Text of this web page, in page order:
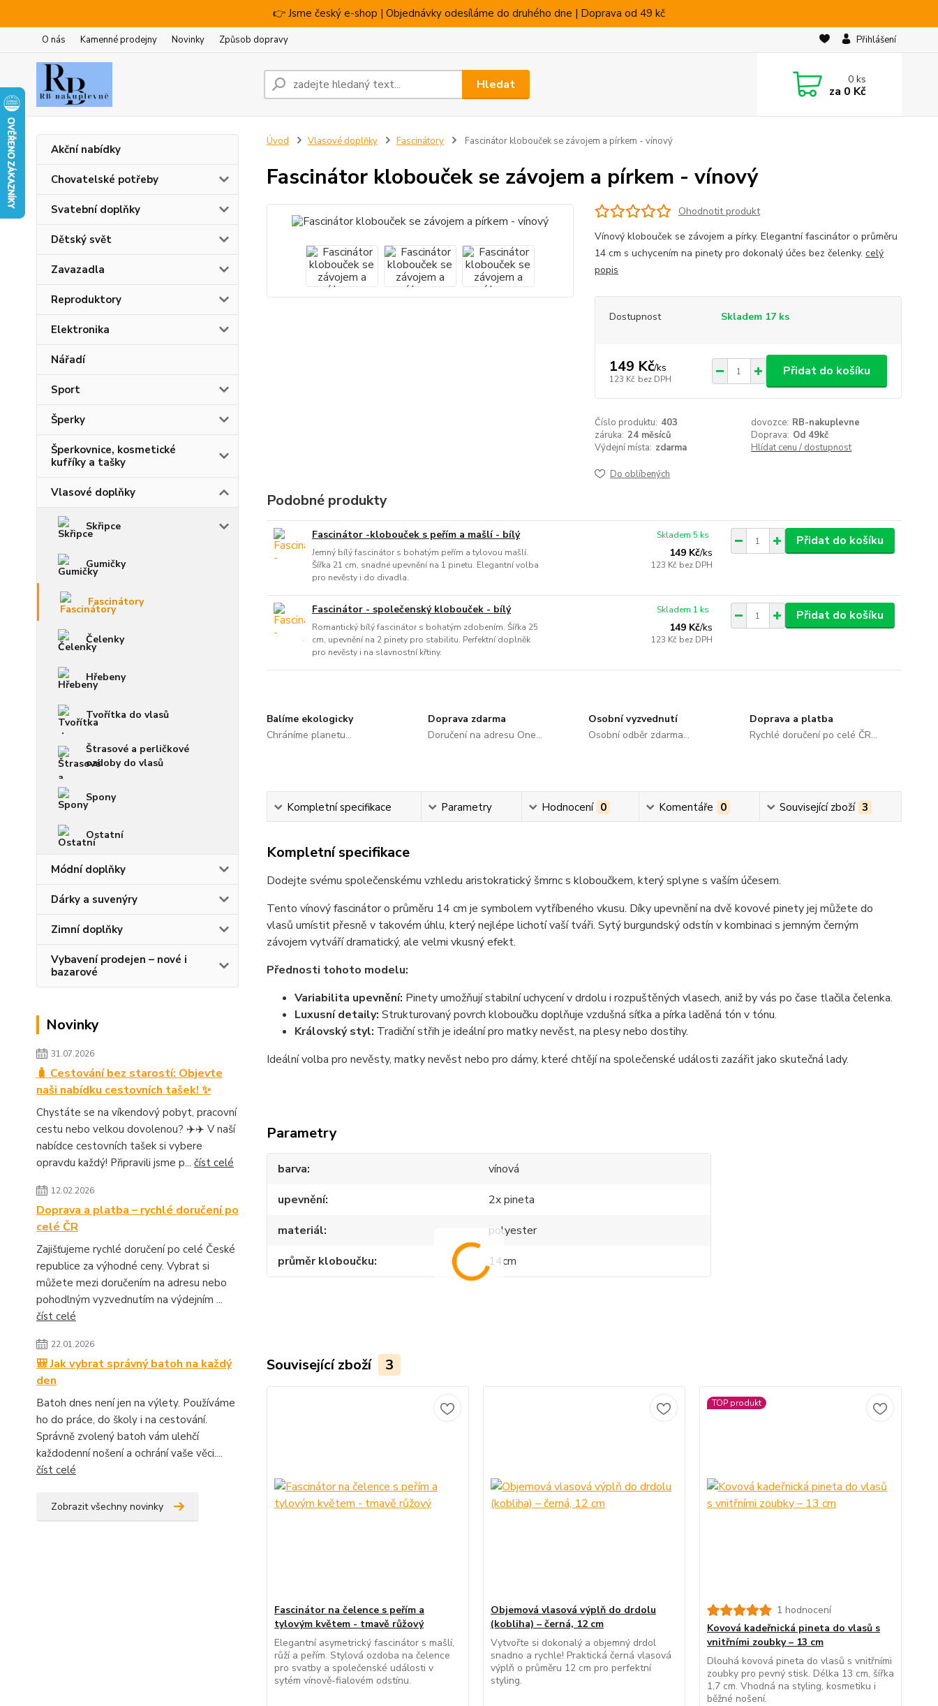
👉 Jsme český e-shop | Objednávky odesíláme do druhého dne | Doprava od 49 kč
O nás Kamenné prodejny Novinky Způsob dopravy Přihlášení
Hledat 0ks
za 0 Kč
Akční nabídky
Chovatelské potřeby
Svatební doplňky
Dětský svět
Zavazadla
Reproduktory
Elektronika
Nářadí
Sport
Šperky
Šperkovnice, kosmetické
kufříky a tašky
Vlasové doplňky
Skřipce
Gumičky
Fascinátory
Čelenky
Hřebeny
Tvořítka do vlasů
Štrasové a perličkové
ozdoby do vlasů
Spony
Ostatní
Módní doplňky
Dárky a suvenýry
Zimní doplňky
Vybavení prodejen – nové i
bazarové
Novinky
31.07.2026
🧳 Cestování bez starostí: Objevte
naši nabídku cestovních tašek! ✨
Chystáte se na víkendový pobyt, pracovní
cestu nebo velkou dovolenou? ✈️✈️ V naší
nabídce cestovních tašek si vybere
opravdu každý! Připravili jsme p... číst celé
12.02.2026
Doprava a platba – rychlé doručení po
celé ČR
Zajišťujeme rychlé doručení po celé České
republice za výhodné ceny. Vybrat si
můžete mezi doručením na adresu nebo
pohodlným vyzvednutím na výdejním ...
číst celé
22.01.2026
🎒 Jak vybrat správný batoh na každý
den
Batoh dnes není jen na výlety. Používáme
ho do práce, do školy i na cestování.
Správně zvolený batoh vám ulehčí
každodenní nošení a ochrání vaše věci....
číst celé
Zobrazit všechny novinky
Úvod Vlasové doplňky Fascinátory Fascinátor klobouček se závojem a pírkem - vínový
Fascinátor klobouček se závojem a pírkem - vínový
Ohodnotit produkt
Vínový klobouček se závojem a pírky. Elegantní fascinátor o průměru
14 cm s uchycením na pinety pro dokonalý účes bez čelenky. celý
popis
Dostupnost Skladem 17 ks
149 Kč/ks
123 Kč bez DPH
Přidat do košíku
Číslo produktu: 403 dovozce: RB-nakuplevne
záruka: 24 měsíců Doprava: Od 49kč
Výdejní místa: zdarma Hlídat cenu / dostupnost
Do oblíbených
Podobné produkty
Fascinátor -klobouček s peřím a mašlí - bílý
Jemný bílý fascinátor s bohatým peřím a tylovou mašlí.
Šířka 21 cm, snadné upevnění na 1 pinetu. Elegantní volba
pro nevěsty i do divadla.
149 Kč/ks
123 Kč bez DPH
Skladem 5 ks Přidat do košíku
Fascinátor - společenský klobouček - bílý
Romantický bílý fascinátor s bohatým zdobením. Šířka 25
cm, upevnění na 2 pinety pro stabilitu. Perfektní doplněk
pro nevěsty i na slavnostní křtiny.
149 Kč/ks
123 Kč bez DPH
Skladem 1 ks Přidat do košíku
Balíme ekologicky
Chráníme planetu...
Doprava zdarma
Doručení na adresu One...
Osobní vyzvednutí
Osobní odběr zdarma...
Doprava a platba
Rychlé doručení po celé ČR...
Kompletní specifikace Parametry Hodnocení 0 Komentáře 0 Související zboží 3
Kompletní specifikace
Dodejte svému společenskému vzhledu aristokratický šmrnc s kloboučkem, který splyne s vaším účesem.
Tento vínový fascinátor o průměru 14 cm je symbolem vytříbeného vkusu. Díky upevnění na dvě kovové pinety jej můžete do
vlasů umístit přesně v takovém úhlu, který nejlépe lichotí vaší tváři. Sytý burgundský odstín v kombinaci s jemným černým
závojem vytváří dramatický, ale velmi vkusný efekt.
Přednosti tohoto modelu:
Variabilita upevnění: Pinety umožňují stabilní uchycení v drdolu i rozpuštěných vlasech, aniž by vás po čase tlačila čelenka.
Luxusní detaily: Strukturovaný povrch kloboučku doplňuje vzdušná síťka a pírka laděná tón v tónu.
Královský styl: Tradiční střih je ideální pro matky nevěst, na plesy nebo dostihy.
Ideální volba pro nevěsty, matky nevěst nebo pro dámy, které chtějí na společenské události zazářit jako skutečná lady.
Parametry
barva
vínová
upevnění
2x pineta
materiál
polyester
průměr kloboučku
14cm
Související zboží 3
Fascinátor na čelence s peřím a
tylovým květem - tmavě růžový
Elegantní asymetrický fascinátor s mašlí,
růží a peřím. Stylová ozdoba na čelence
pro svatby a společenské události v
sytém vínově-fialovém odstínu.
Objemová vlasová výplň do drdolu
(kobliha) – černá, 12 cm
Vytvořte si dokonalý a objemný drdol
snadno a rychle! Praktická černá vlasová
výplň o průměru 12 cm pro perfektní
styling.
TOP produkt
1 hodnocení
Kovová kadeřnická pineta do vlasů s
vnitřními zoubky – 13 cm
Dlouhá kovová pineta do vlasů s vnitřními
zoubky pro pevný stisk. Délka 13 cm, šířka
1,7 cm. Vhodná na styling, kosmetiku i
běžné nošení.